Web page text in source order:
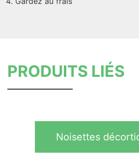
PRODUITS LIÉS
Noisettes